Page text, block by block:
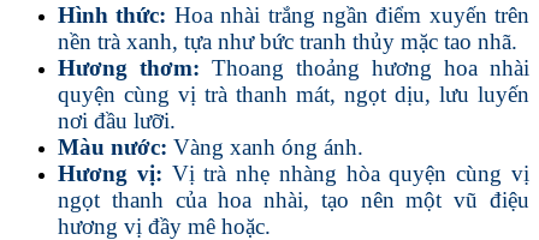
Hình thức: Hoa nhài trắng ngần điểm xuyến trên
nền trà xanh, tựa như bức tranh thủy mặc tao nhã.
Hương thơm: Thoang thoảng hương hoa nhài
quyện cùng vị trà thanh mát, ngọt dịu, lưu luyến
nơi đầu lưỡi.
Màu nước: Vàng xanh óng ánh.
Hương vị: Vị trà nhẹ nhàng hòa quyện cùng vị
ngọt thanh của hoa nhài, tạo nên một vũ điệu
hương vị đầy mê hoặc.